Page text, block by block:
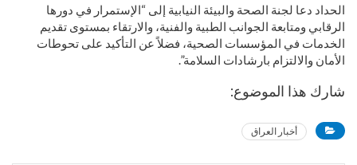
الحداد دعا لجنة الصحة والبيئة النيابية إلى “الإستمرار في دورها
الرقابي ومتابعة الجوانب الطبية والفنية، والارتقاء بمستوى تقديم
الخدمات في المؤسسات الصحية، فضلاً عن التأكيد على تحوطات
الأمان والالتزام بارشادات السلامة”.
شارك هذا الموضوع:
أخبار العراق